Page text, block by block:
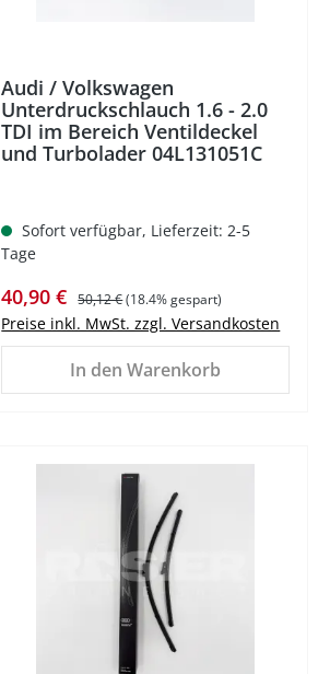
Audi / Volkswagen
Unterdruckschlauch 1.6 - 2.0
TDI im Bereich Ventildeckel
und Turbolader 04L131051C
Sofort verfügbar, Lieferzeit: 2-5
Tage
Verkaufspreis:
40,90 € Regulärer Preis:
50,12 €(18.4% gespart)
Preise inkl. MwSt. zzgl. Versandkosten
In den Warenkorb